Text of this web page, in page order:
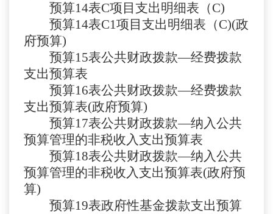
预算14表C项目支出明细表（C)
预算14表C1项目支出明细表（C)(政
府预算)
预算15表公共财政拨款—经费拨款
支出预算表
预算16表公共财政拨款—经费拨款
支出预算表(政府预算)
预算17表公共财政拨款—纳入公共
预算管理的非税收入支出预算表
预算18表公共财政拨款—纳入公共
预算管理的非税收入支出预算表(政府预
算)
预算19表政府性基金拨款支出预算